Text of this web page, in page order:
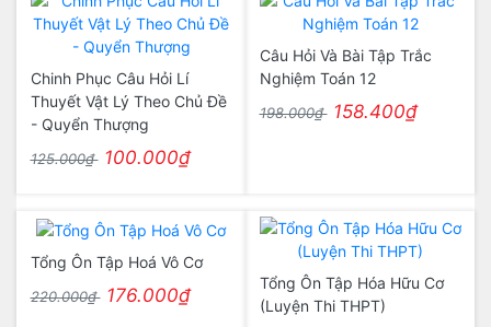
Chinh Phục Câu Hỏi Lí
Thuyết Vật Lý Theo Chủ Đề
- Quyển Thượng
125.000₫ 100.000₫
Câu Hỏi Và Bài Tập Trắc
Nghiệm Toán 12
198.000₫ 158.400₫
Tổng Ôn Tập Hoá Vô Cơ
220.000₫ 176.000₫
Tổng Ôn Tập Hóa Hữu Cơ
(Luyện Thi THPT)